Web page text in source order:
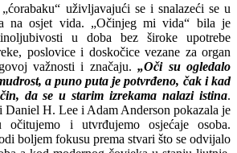
uživljavajući se i snalazeći se u
na osjet vida. „Očinjeg mi vida“ bila je
u doba bez široke upotrebe
poslovice i doskočice vezane za organ
važnosti i značaju.„Oči su ogledalo
a puno puta je potvrđeno, čak i kad
da se u starim izrekama nalazi istina.
Daniel H. Lee i Adam Anderson pokazala je
očitujemo i utvrđujemo osjećaje osoba.
boljem fokusu prema stvari što se odvijalo